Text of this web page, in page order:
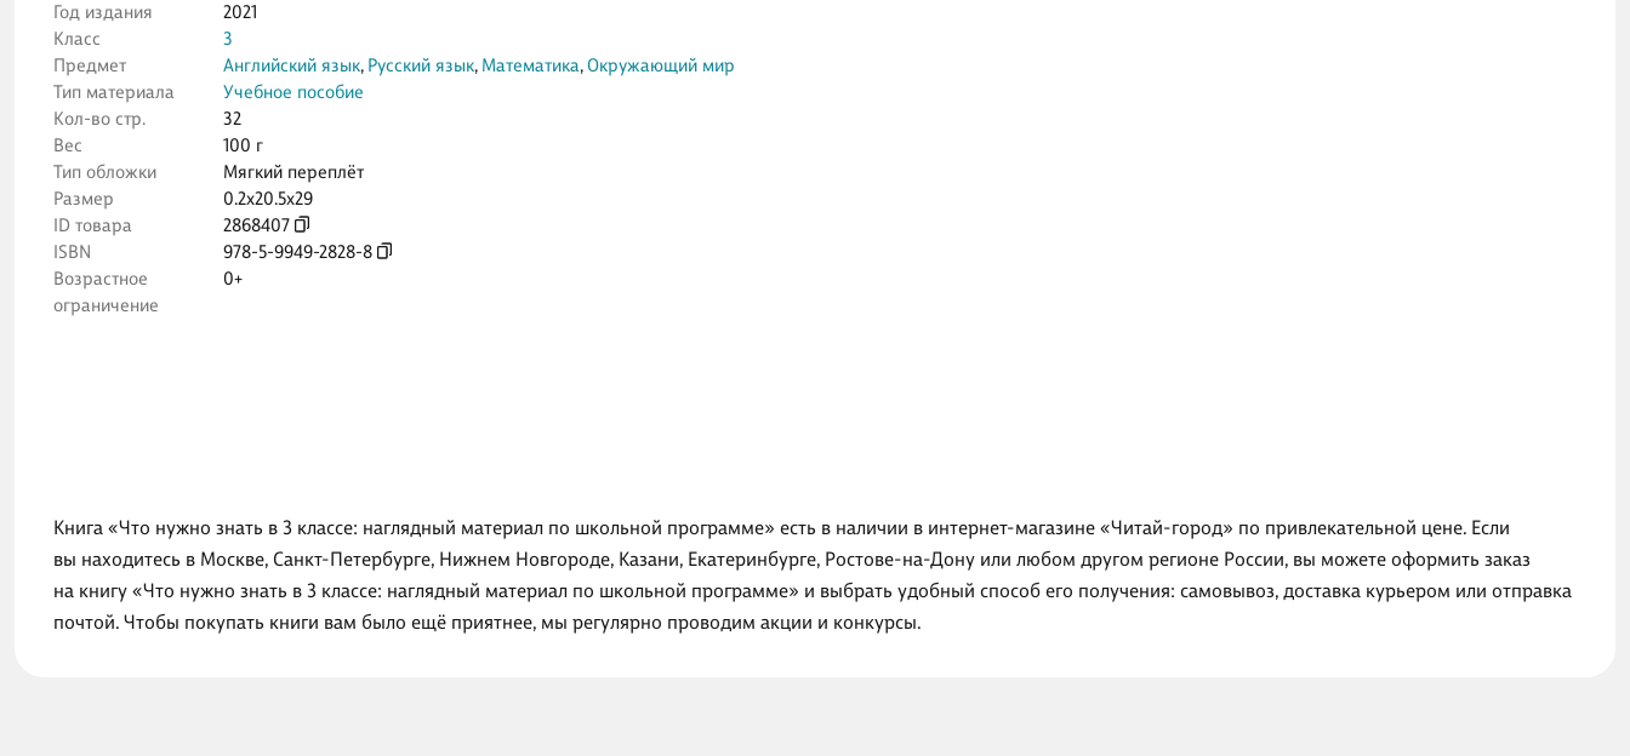
Год издания
2021
Класс
3
Предмет
Английский язык, Русский язык, Математика,Окружающий мир
Тип материала
Учебное пособие
Кол-во стр.
32
Вес
100 г
Тип обложки
Мягкий переплёт
Размер
0.2x20.5x29
ID товара
2868407
ISBN
978-5-9949-2828-8
Возрастное
ограничение
0+
Книга «Что нужно знать в 3 классе: наглядный материал по школьной программе» есть в наличии в интернет-магазине «Читай-город» по привлекательной цене. Если
вы находитесь в Москве, Санкт-Петербурге, Нижнем Новгороде, Казани, Екатеринбурге, Ростове-на-Дону или любом другом регионе России, вы можете оформить заказ
на книгу «Что нужно знать в 3 классе: наглядный материал по школьной программе» и выбрать удобный способ его получения: самовывоз, доставка курьером или отправка
почтой. Чтобы покупать книги вам было ещё приятнее, мы регулярно проводим акции и конкурсы.